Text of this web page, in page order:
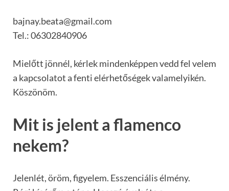
bajnay.beata@gmail.com
Tel.: 06302840906
Mielőtt jönnél, kérlek mindenképpen vedd fel velem
a kapcsolatot a fenti elérhetőségek valamelyikén.
Köszönöm.
Mit is jelent a flamenco
nekem?
Jelenlét, öröm, figyelem. Esszenciális élmény.